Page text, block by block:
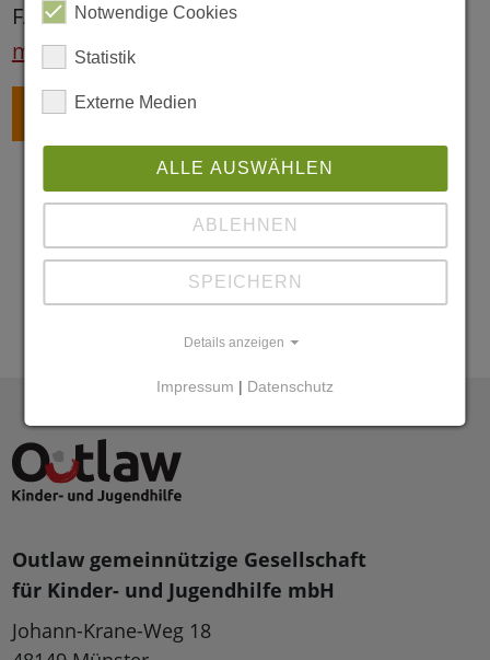
FANport gibt es aufwww.fanport-
muenster.de
ZURÜCK
Outlaw gemeinnützige Gesellschaft
für Kinder- und Jugendhilfe mbH
Johann-Krane-Weg 18
Notwendige Cookies
Statistik
Externe Medien
ALLE AUSWÄHLEN
ABLEHNEN
SPEICHERN
Details anzeigen
Impressum | Datenschutz